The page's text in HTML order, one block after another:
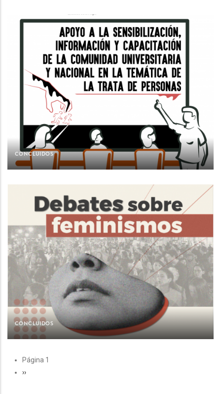
CONCLUIDOS
CONCLUIDOS
PAGINACIÓN
Página 1
Siguiente
››